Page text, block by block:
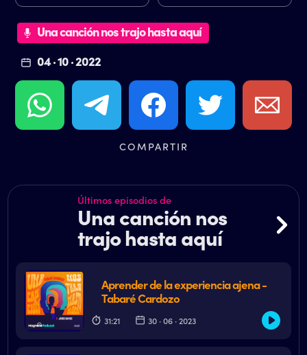
Una canción nos trajo hasta aquí
04 · 10 · 2022
COMPARTIR
Últimos episodios de
Una canción nos
trajo hasta aquí
Aprender de la experiencia ajena -
Tabaré Cardozo
31:21 30 · 06 · 2023